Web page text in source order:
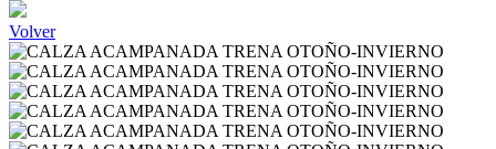
Volver